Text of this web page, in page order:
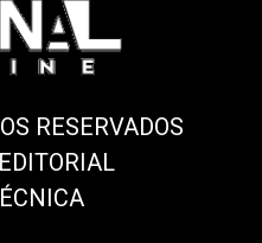
RESERVADOS